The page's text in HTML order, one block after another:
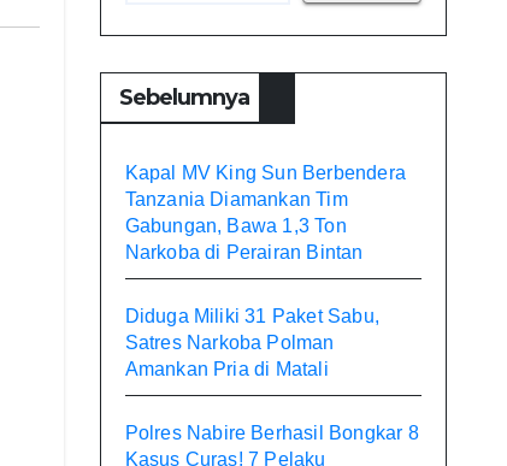
Sebelumnya
Kapal MV King Sun Berbendera
Tanzania Diamankan Tim
Gabungan, Bawa 1,3 Ton
Narkoba di Perairan Bintan
Diduga Miliki 31 Paket Sabu,
Satres Narkoba Polman
Amankan Pria di Matali
Polres Nabire Berhasil Bongkar 8
Kasus Curas! 7 Pelaku